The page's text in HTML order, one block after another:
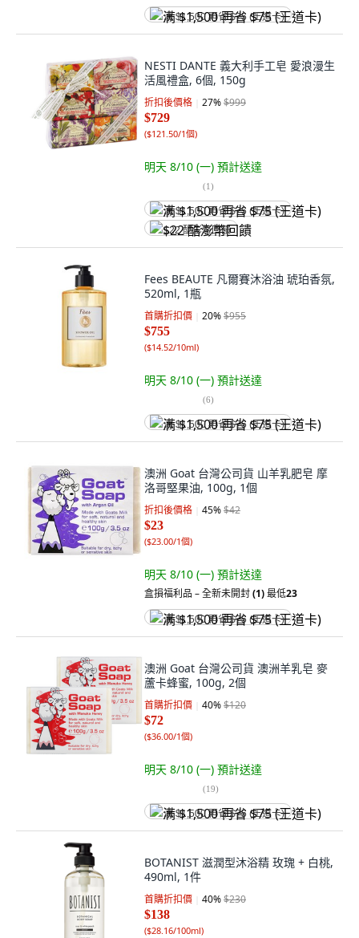
满 $1,500 再省 $75 (王道卡)
NESTI DANTE 義大利手工皂 愛浪漫生
活風禮盒, 6個, 150g
折扣後價格 27%$999
$729
($121.50/1個)
明天 8/10 (一) 預計送達
(1)
满 $1,500 再省 $75 (王道卡)
$22 酷澎幣回饋
Fees BEAUTE 凡爾賽沐浴油 琥珀香氛,
520ml, 1瓶
首購折扣價 20%$955
$755
($14.52/10ml)
明天 8/10 (一) 預計送達
(6)
满 $1,500 再省 $75 (王道卡)
澳洲 Goat 台灣公司貨 山羊乳肥皂 摩
洛哥堅果油, 100g, 1個
折扣後價格 45%$42
$23
($23.00/1個)
明天 8/10 (一) 預計送達
盒損福利品 – 全新未開封(1)最低23
满 $1,500 再省 $75 (王道卡)
澳洲 Goat 台灣公司貨 澳洲羊乳皂 麥
蘆卡蜂蜜, 100g, 2個
首購折扣價 40%$120
$72
($36.00/1個)
明天 8/10 (一) 預計送達
(19)
满 $1,500 再省 $75 (王道卡)
BOTANIST 滋潤型沐浴精 玫瑰 + 白桃,
490ml, 1件
首購折扣價 40%$230
$138
($28.16/100ml)